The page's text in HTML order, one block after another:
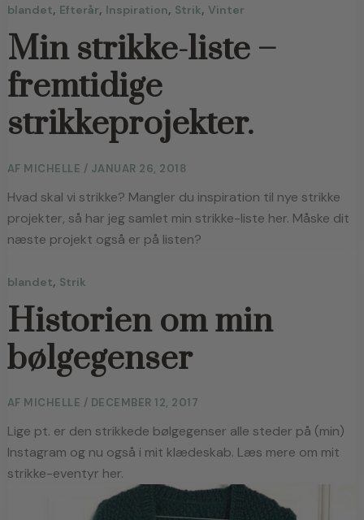
blandet, Efterår, Inspiration, Strik, Vinter
Min strikke-liste –
fremtidige
strikkeprojekter.
AF MICHELLE / JANUAR 26, 2018
Hvad skal vi strikke? Mangler du inspiration til nye strikke
projekter, så har jeg samlet min strikke-liste her. Måske dit
næste projekt også er på listen?
blandet, Strik
Historien om min
bølgegenser
AF MICHELLE / DECEMBER 12, 2017
Lige pt. er den strikkede bølgegenser alle steder på (min)
Instagram og nu også i mit klædeskab. Læs mere om mit
strikke-eventyr her.